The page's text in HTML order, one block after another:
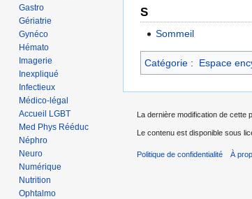
S
Sommeil
Catégorie : Espace
Gastro
Gériatrie
Gynéco
Hémato
Imagerie
Inexpliqué
Infectieux
Médico-légal
Accueil LGBT
Med Phys Rééduc
Néphro
Neuro
Numérique
Nutrition
Ophtalmo
La dernière modification de cette
Le contenu est disponible sous
Politique de confidentialité À